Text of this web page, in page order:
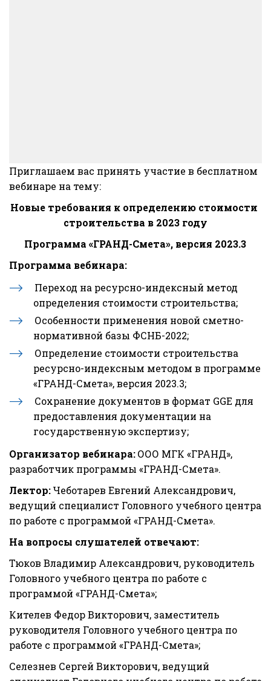
Приглашаем вас принять участие в бесплатном
вебинаре на тему:
Новые требования к определению стоимости
строительства в 2023 году
Программа «ГРАНД-Смета», версия 2023.3
Программа вебинара:
Переход на ресурсно-индексный метод
определения стоимости строительства;
Особенности применения новой сметно-
нормативной базы ФСНБ-2022;
Определение стоимости строительства
ресурсно-индексным методом в программе
«ГРАНД-Смета», версия 2023.3;
Сохранение документов в формат GGE для
предоставления документации на
государственную экспертизу;
Организатор вебинара: ООО МГК «ГРАНД»,
разработчик программы «ГРАНД-Смета».
Лектор: Чеботарев Евгений Александрович,
ведущий специалист Головного учебного центра
по работе с программой «ГРАНД-Смета».
На вопросы слушателей отвечают:
Тюков Владимир Александрович, руководитель
Головного учебного центра по работе с
программой «ГРАНД-Смета»;
Кителев Федор Викторович, заместитель
руководителя Головного учебного центра по
работе с программой «ГРАНД-Смета»;
Селезнев Сергей Викторович, ведущий